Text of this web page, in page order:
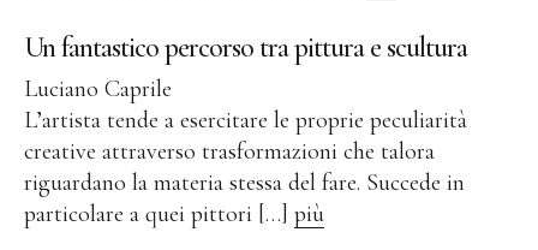
Leogang, Austria
Schwalbach, Germania
Zug, Svizzera
Parco di Sculture
Un fantastico percorso tra pittura e scultura
Luciano Caprile
L’artista tende a esercitare le proprie peculiarità
creative attraverso trasformazioni che talora
riguardano la materia stessa del fare. Succede in
particolare a quei pittori […] più